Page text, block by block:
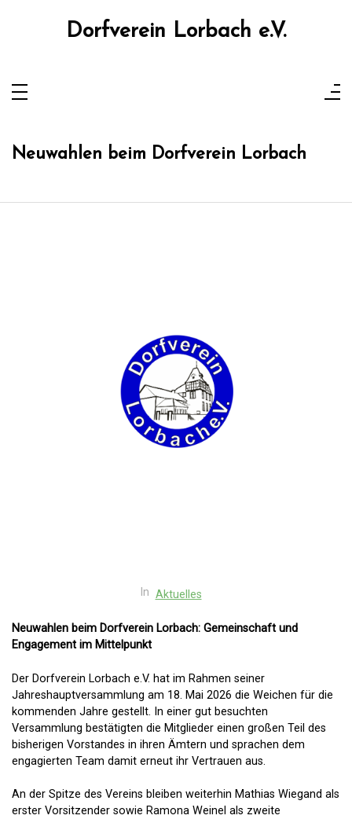
Dorfverein Lorbach e.V.
Neuwahlen beim Dorfverein Lorbach
In Aktuelles
Neuwahlen beim Dorfverein Lorbach: Gemeinschaft und
Engagement im Mittelpunkt
Der Dorfverein Lorbach e.V. hat im Rahmen seiner
Jahreshauptversammlung am 18. Mai 2026 die Weichen für die
kommenden Jahre gestellt. In einer gut besuchten
Versammlung bestätigten die Mitglieder einen großen Teil des
bisherigen Vorstandes in ihren Ämtern und sprachen dem
engagierten Team damit erneut ihr Vertrauen aus.
An der Spitze des Vereins bleiben weiterhin Mathias Wiegand als
erster Vorsitzender sowie Ramona Weinel als zweite